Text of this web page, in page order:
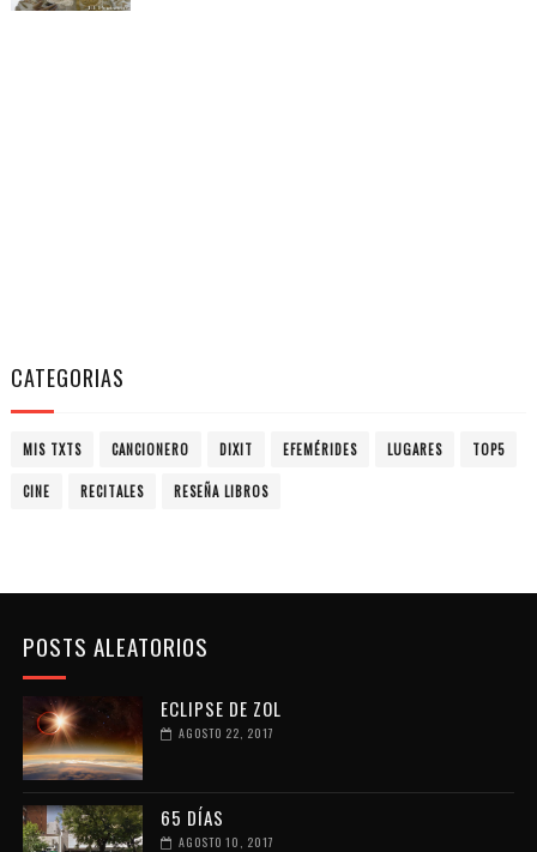
CATEGORIAS
MIS TXTS CANCIONERO DIXIT EFEMÉRIDES LUGARES TOP5
CINE RECITALES RESEÑA LIBROS
POSTS ALEATORIOS
ECLIPSE DE ZOL
AGOSTO 22, 2017
65 DÍAS
AGOSTO 10, 2017